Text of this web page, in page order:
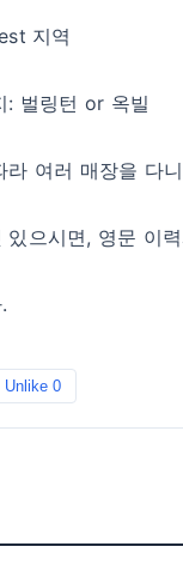
지역
: 벌링턴 or 옥빌
라 여러 매장을 다
있으시면, 영문 이
Unlike0